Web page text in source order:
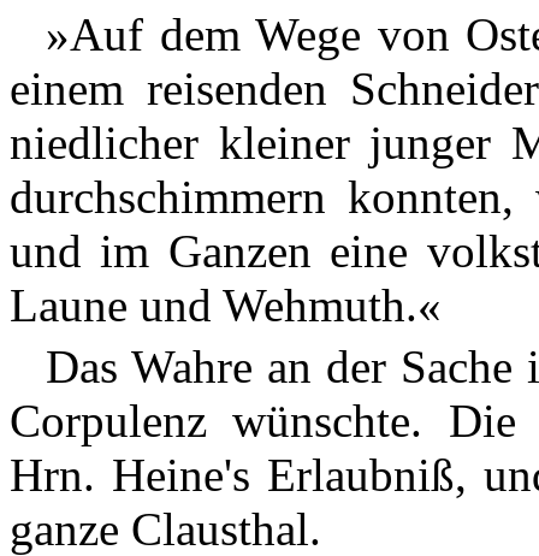
»Auf dem Wege von
einem reisenden
niedlicher kleiner junger
durchschimmern
und im Ganzen eine
Laune und Wehmuth.«
Das Wahre an der
Corpulenz wünschte.
Hrn. Heine's Erlaubniß,
ganze Clausthal.